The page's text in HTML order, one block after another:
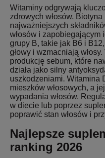
Witaminy odgrywają
zdrowych włosów.
najważniejszych
włosów i zapobiegającym
grupy B, takie jak B6 i
głowy i wzmacniają
produkcję sebum, które
działa jako silny
uszkodzeniami. Witamina
mieszków włosowych, a
wypadania włosów.
w diecie lub poprzez
poprawić stan włosów i
Najlepsze
ranking 2026